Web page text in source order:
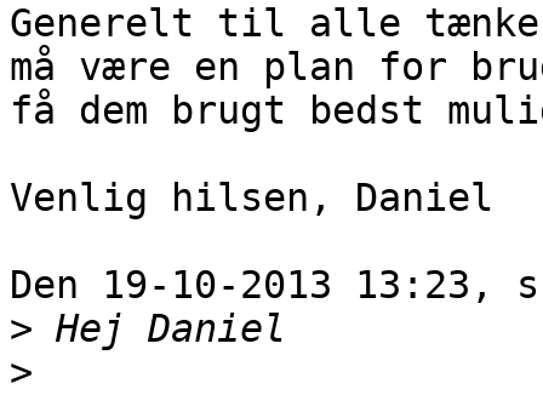
Generelt til alle
må være en plan for
få dem brugt bedst
Venlig hilsen, Daniel
Den 19-10-2013 13:23,
>
>